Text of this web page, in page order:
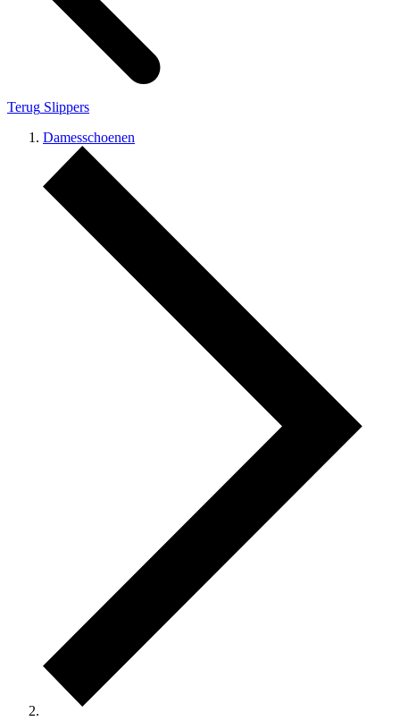
Terug Slippers
Damesschoenen